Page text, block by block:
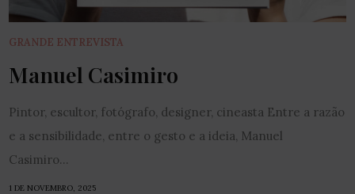
GRANDE ENTREVISTA
Manuel Casimiro
Pintor, escultor, fotógrafo, designer, cineasta Entre a razão
e a sensibilidade, entre o gesto e a ideia, Manuel
Casimiro...
1 DE NOVEMBRO, 2025